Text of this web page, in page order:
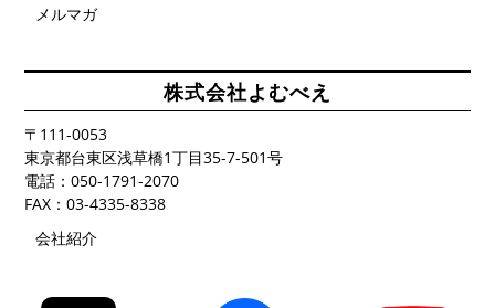
メルマガ
株式会社よむべえ
〒111-0053
東京都台東区浅草橋1丁目35-7-501号
電話：050-1791-2070
FAX：03-4335-8338
会社紹介